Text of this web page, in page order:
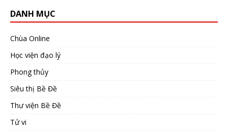
DANH MỤC
Chùa Online
Học viện đạo lý
Phong thủy
Siêu thị Bề Đề
Thư viện Bề Đề
Tử vi